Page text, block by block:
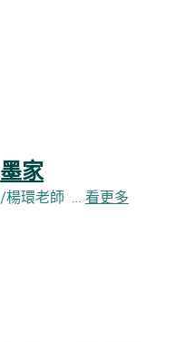
墨家
/楊環老師 … 看更多